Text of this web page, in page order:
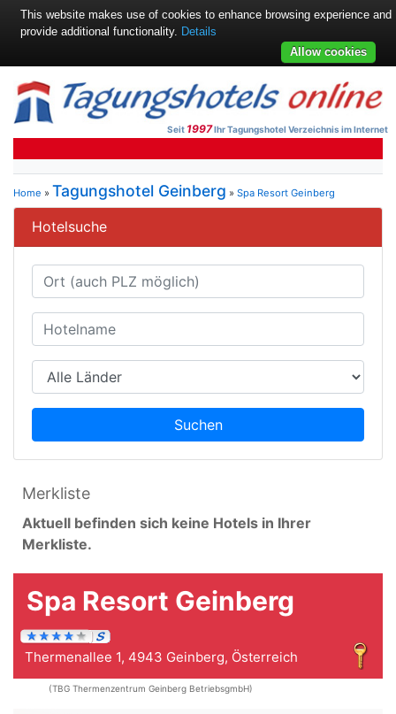
Seit 1997Ihr Tagungshotel Verzeichnis im Internet
Home » Tagungshotel Geinberg » Spa Resort Geinberg
Hotelsuche
Suchen
Merkliste
Aktuell befinden sich keine Hotels in Ihrer
Merkliste.
Spa Resort Geinberg
Thermenallee 1, 4943 Geinberg, Österreich
(TBG Thermenzentrum Geinberg BetriebsgmbH)
This website makes use of cookies to enhance browsing experience and
provide additional functionality. Details
Allow cookies